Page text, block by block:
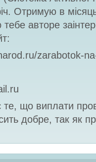
Отримую в
авторе
zarabotok-
що виплати
добре, так як